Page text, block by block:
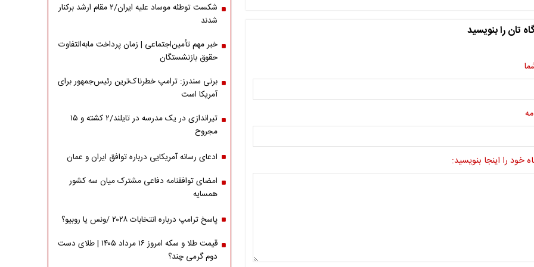
تان را بنویسید
خود را اینجا بنویسید:
شکست توطئه موساد علیه ایران/۲ مقام‌ ارشد برکنار
شدند
خبر مهم تأمین‌اجتماعی | زمان پرداخت مابه‌التفاوت
حقوق بازنشستگان
برنی سندرز: ترامپ خطرناک‌ترین رئیس‌جمهور برای
آمریکا است
تیراندازی در یک مدرسه در تایلند/۲ کشته و ۱۵
مجروح
ادعای رسانه آمریکایی درباره توافق ایران و عمان
امضای توافقنامه دفاعی مشترک میان سه کشور
همسایه
پاسخ ترامپ درباره انتخابات ۲۰۲۸ /ونس یا روبیو؟
قیمت طلا و سکه امروز ۱۶ مرداد ۱۴۰۵ | طلای دست
دوم گرمی چند؟